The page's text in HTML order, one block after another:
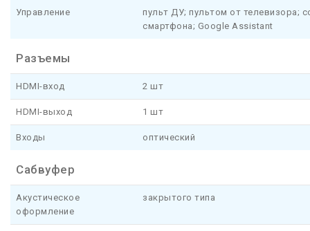
Управление
пульт ДУ; пультом от телевизора;
смартфона; Google Assistant
Разъемы
HDMI-вход 2 шт
HDMI-выход 1 шт
Входы оптический
Сабвуфер
Акустическое
оформление
закрытого типа